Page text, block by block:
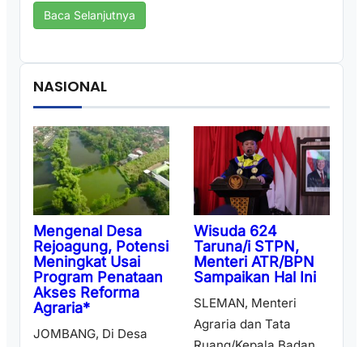
Baca Selanjutnya
NASIONAL
Mengenal Desa
Rejoagung, Potensi
Meningkat Usai
Program Penataan
Akses Reforma
Agraria*
JOMBANG, Di Desa
Wisuda 624
Taruna/i STPN,
Menteri ATR/BPN
Sampaikan Hal Ini
SLEMAN, Menteri
Agraria dan Tata